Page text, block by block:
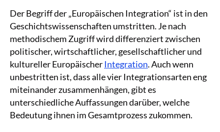
Der Begriff der „Europäischen Integration“ ist in den
Geschichtswissenschaften umstritten. Je nach
methodischem Zugriff wird differenziert zwischen
politischer, wirtschaftlicher, gesellschaftlicher und
kultureller EuropäischerIntegration. Auch wenn
unbestritten ist, dass alle vier Integrationsarten eng
miteinander zusammenhängen, gibt es
unterschiedliche Auffassungen darüber, welche
Bedeutung ihnen im Gesamtprozess zukommen.